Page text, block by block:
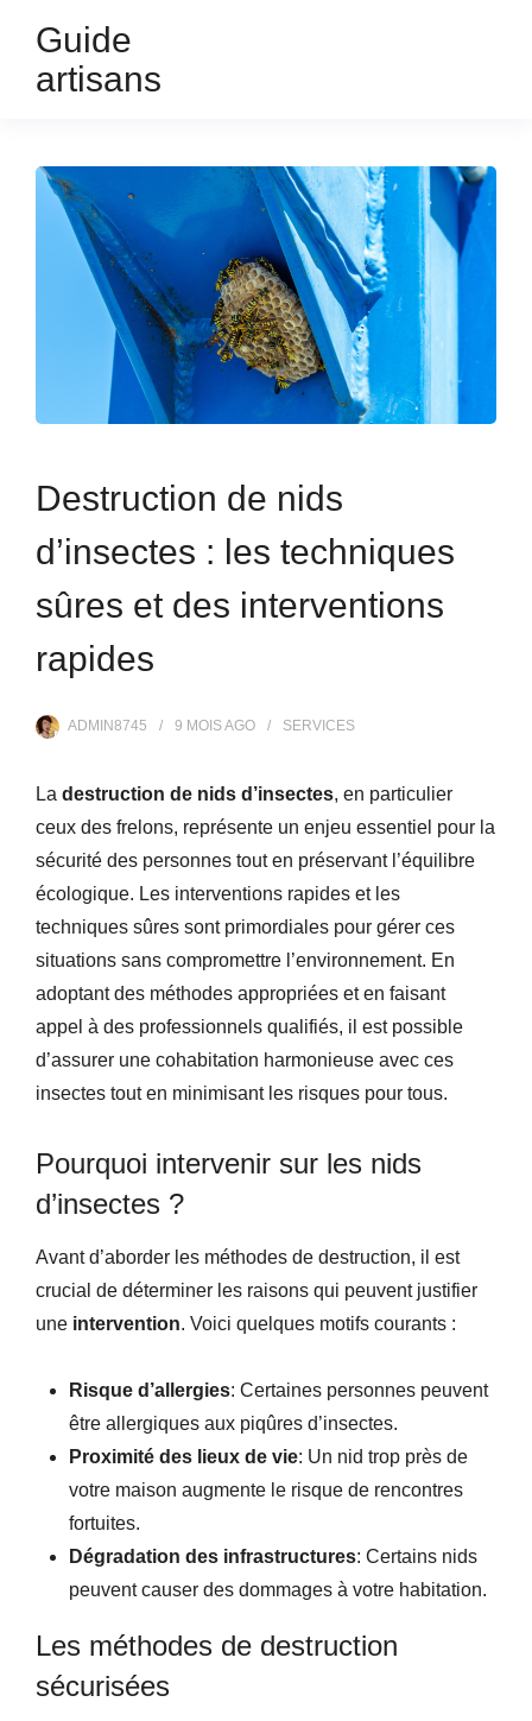
Guide
artisans
Destruction de nids
d’insectes : les techniques
sûres et des interventions
rapides
ADMIN8745 9 MOISAGO SERVICES
La destruction de nids d’insectes, en particulier
ceux des frelons, représente un enjeu essentiel pour la
sécurité des personnes tout en préservant l’équilibre
écologique. Les interventions rapides et les
techniques sûres sont primordiales pour gérer ces
situations sans compromettre l’environnement. En
adoptant des méthodes appropriées et en faisant
appel à des professionnels qualifiés, il est possible
d’assurer une cohabitation harmonieuse avec ces
insectes tout en minimisant les risques pour tous.
Pourquoi intervenir sur les nids
d’insectes ?
Avant d’aborder les méthodes de destruction, il est
crucial de déterminer les raisons qui peuvent justifier
une intervention. Voici quelques motifs courants :
Risque d’allergies: Certaines personnes peuvent
être allergiques aux piqûres d’insectes.
Proximité des lieux de vie: Un nid trop près de
votre maison augmente le risque de rencontres
fortuites.
Dégradation des infrastructures: Certains nids
peuvent causer des dommages à votre habitation.
Les méthodes de destruction
sécurisées